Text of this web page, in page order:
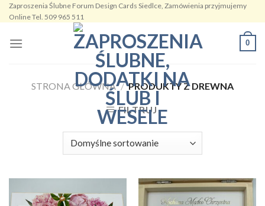
Skip
to
content
Zaproszenia Ślubne Forum Design Cards Siedlce, Zamówienia przyjmujemy
Online Tel. 509 965 511
0
STRONA GŁÓWNA / PRODUKTY Z DREWNA
FILTRUJ